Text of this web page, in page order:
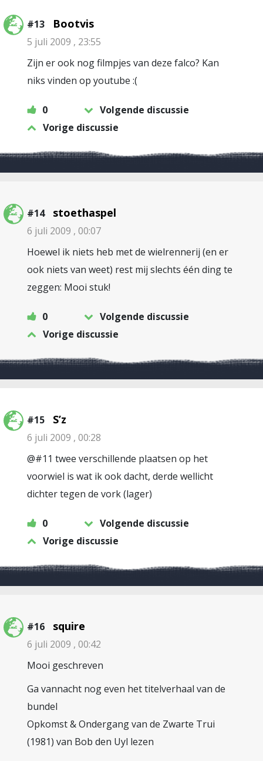
#13 Bootvis
5 juli 2009 , 23:55
Zijn er ook nog filmpjes van deze falco? Kan
niks vinden op youtube :(
0
Volgende discussie
Vorige discussie
#14 stoethaspel
6 juli 2009 , 00:07
Hoewel ik niets heb met de wielrennerij (en er
ook niets van weet) rest mij slechts één ding te
zeggen: Mooi stuk!
0
Volgende discussie
Vorige discussie
#15 S’z
6 juli 2009 , 00:28
@#11 twee verschillende plaatsen op het
voorwiel is wat ik ook dacht, derde wellicht
dichter tegen de vork (lager)
0
Volgende discussie
Vorige discussie
#16 squire
6 juli 2009 , 00:42
Mooi geschreven
Ga vannacht nog even het titelverhaal van de
bundel
Opkomst & Ondergang van de Zwarte Trui
(1981) van Bob den Uyl lezen